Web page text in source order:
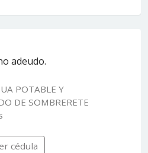
adeudo.
POTABLE Y
DE SOMBRERETE
cédula